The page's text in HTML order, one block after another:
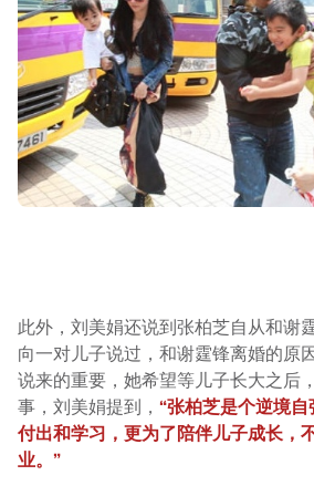
此外，刘美娟还说到张柏芝自从和谢
向一对儿子说过，和谢霆锋离婚的原
说来的重要，她希望等儿子长大之后
事，刘美娟提到， “张柏芝是个逆境
付出和学习，更为了陪伴儿子成长，
业。”